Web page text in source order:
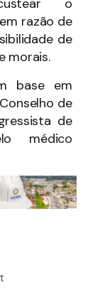
o
razão de
de
morais.
base em
de
de
médico